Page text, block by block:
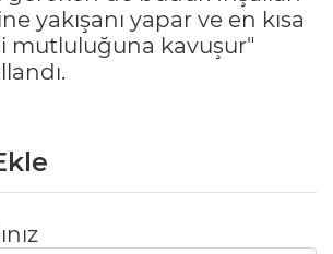
yakışanı yapar ve en kısa
mutluluğuna kavuşur"